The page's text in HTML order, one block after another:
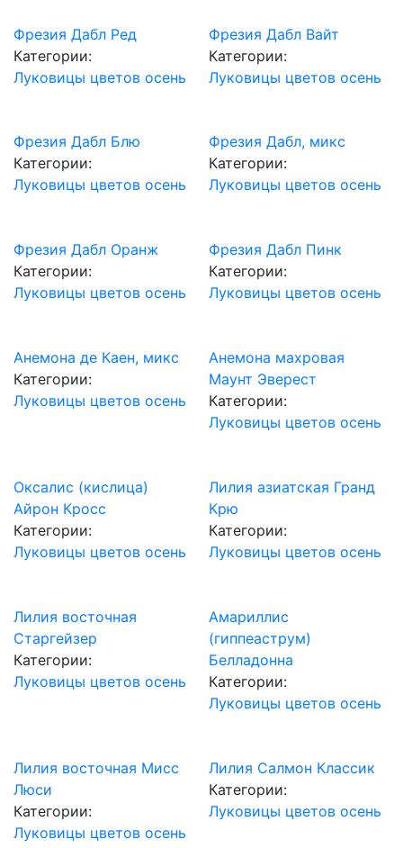
Фрезия Дабл Ред
Категории:
Луковицы цветов осень
Фрезия Дабл Вайт
Категории:
Луковицы цветов осень
Фрезия Дабл Блю
Категории:
Луковицы цветов осень
Фрезия Дабл, микс
Категории:
Луковицы цветов осень
Фрезия Дабл Оранж
Категории:
Луковицы цветов осень
Фрезия Дабл Пинк
Категории:
Луковицы цветов осень
Анемона де Каен, микс
Категории:
Луковицы цветов осень
Анемона махровая
Маунт Эверест
Категории:
Луковицы цветов осень
Оксалис (кислица)
Айрон Кросс
Категории:
Луковицы цветов осень
Лилия азиатская Гранд
Крю
Категории:
Луковицы цветов осень
Лилия восточная
Старгейзер
Категории:
Луковицы цветов осень
Амариллис
(гиппеаструм)
Белладонна
Категории:
Луковицы цветов осень
Лилия восточная Мисс
Люси
Категории:
Луковицы цветов осень
Лилия Салмон Классик
Категории:
Луковицы цветов осень